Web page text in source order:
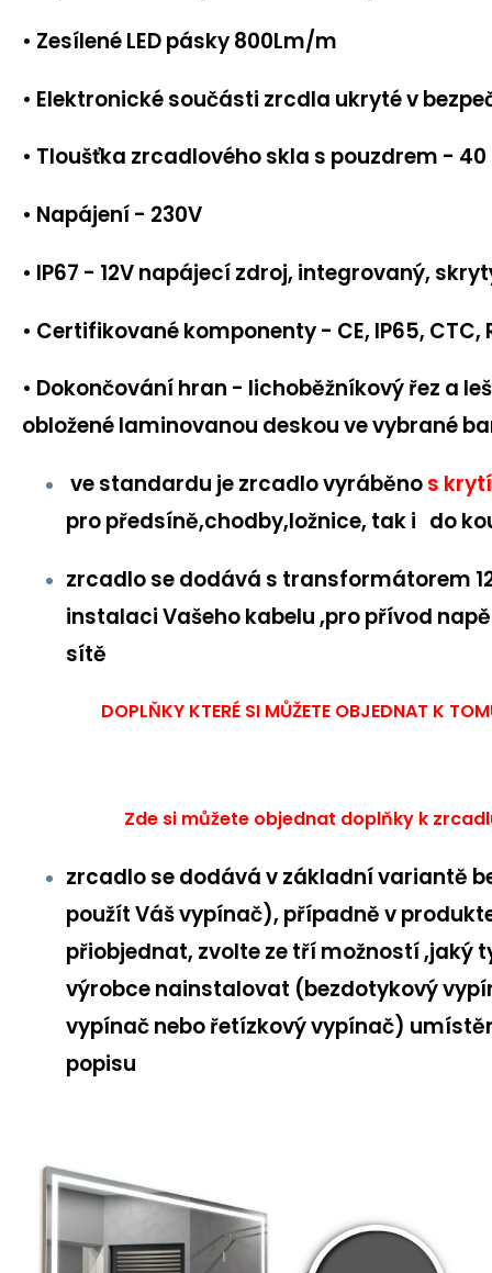
• Zesílené LED pásky800Lm/m
• Elektronické součásti zrcdla ukryté v
• Tloušťka zrcadlového skla s pouzdrem -
• Napájení - 230V
• IP67 - 12V napájecí zdroj, integrovaný,
• Certifikované komponenty - CE, IP65, CTC,
• Dokončování hran - lichoběžníkový řez a
obložené laminovanou deskou ve vybrané
ve standardu je zrcadlo vyráběnos
pro předsíně,chodby,ložnice, tak i do
zrcadlo se dodává s transformátorem
instalaci Vašeho kabelu ,pro přívod
sítě
DOPLŇKY KTERÉ SI MŮŽETE OBJEDNAT K
Zde si můžete objednat doplňky k
zrcadlo se dodává v základní variantě
použít Váš vypínač), případně v
přiobjednat, zvolte ze tří možností ,jaký
výrobce nainstalovat (bezdotykový
vypínač nebo řetízkový vypínač)
popisu